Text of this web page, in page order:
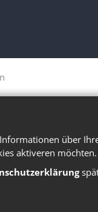
über
aktiveren möchten.